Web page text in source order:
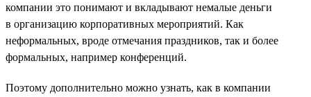
компании это понимают и вкладывают немалые деньги
в организацию корпоративных мероприятий. Как
неформальных, вроде отмечания праздников, так и более
формальных, например конференций.
Поэтому дополнительно можно узнать, как в компании